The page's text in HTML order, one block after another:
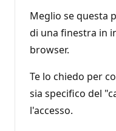
Meglio se questa
di una finestra in
browser.
Te lo chiedo per
sia specifico del
l'accesso.